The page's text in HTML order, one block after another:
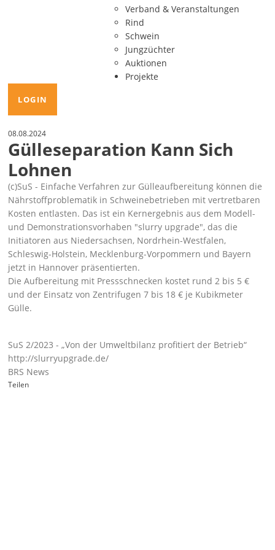
Verband & Veranstaltungen
Rind
Schwein
Jungzüchter
Auktionen
Projekte
LOGIN
08.08.2024
Gülleseparation Kann Sich
Lohnen
(c)SuS - Einfache Verfahren zur Gülleaufbereitung können die
Nährstoffproblematik in Schweinebetrieben mit vertretbaren
Kosten entlasten. Das ist ein Kernergebnis aus dem Modell-
und Demonstrationsvorhaben
slurry upgrade , das die
Initiatoren aus Niedersachsen, Nordrhein-Westfalen,
Schleswig-Holstein, Mecklenburg-Vorpommern und Bayern
jetzt in Hannover präsentierten.
Die Aufbereitung mit Pressschnecken kostet rund 2 bis 5 €
und der Einsatz von Zentrifugen 7 bis 18 € je Kubikmeter
Gülle.
SuS 2/2023 - „Von der Umweltbilanz profitiert der Betrieb“
http://slurryupgrade.de/
BRS News
Teilen